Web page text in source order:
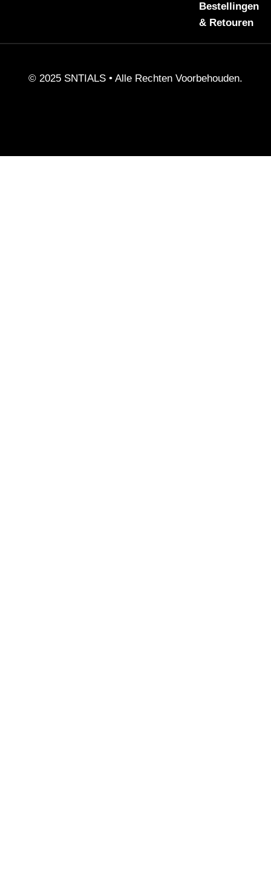
Bestellingen
& Retouren
© 2025 SNTIALS • Alle Rechten Voorbehouden.